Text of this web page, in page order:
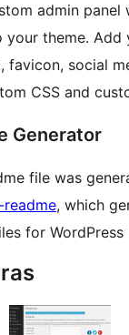
admin panel
your theme. Add
favicon, social
CSS and
Generator
file was
, which
for WordPress